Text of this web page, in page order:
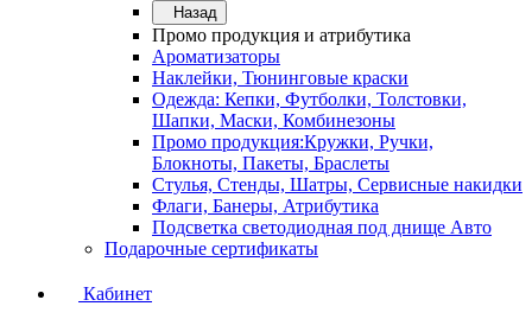
Назад
Промо продукция и атрибутика
Ароматизаторы
Наклейки, Тюнинговые краски
Одежда: Кепки, Футболки, Толстовки,
Шапки, Маски, Комбинезоны
Промо продукция:Кружки, Ручки,
Блокноты, Пакеты, Браслеты
Стулья, Стенды, Шатры, Сервисные накидки
Флаги, Банеры, Атрибутика
Подсветка светодиодная под днище Авто
Подарочные сертификаты
Кабинет